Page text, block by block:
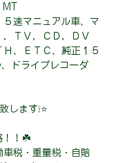
５速マニュアル車、マ
ＴＶ，ＣＤ，ＤＶ
Ｈ、ＥＴＣ、純正１５
ドライブレコーダ
ます❕⭐
！！☘️
車税・重量税・自賠